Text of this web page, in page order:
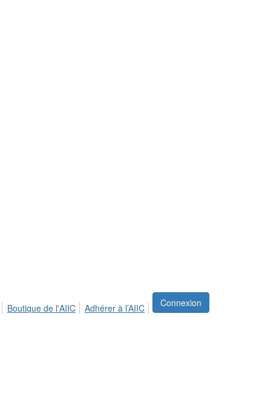
Connexion
Boutique de l'AIIC Adhérer à l’AIIC